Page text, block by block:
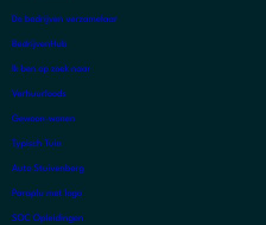
De bedrijven verzamelaar
BedrijvenHub
Ik ben op zoek naar
Verhuurloods
Gewoon-wonen
Typisch Tuin
Auto Stuivenberg
Paraplu met logo
SOC Opleidingen